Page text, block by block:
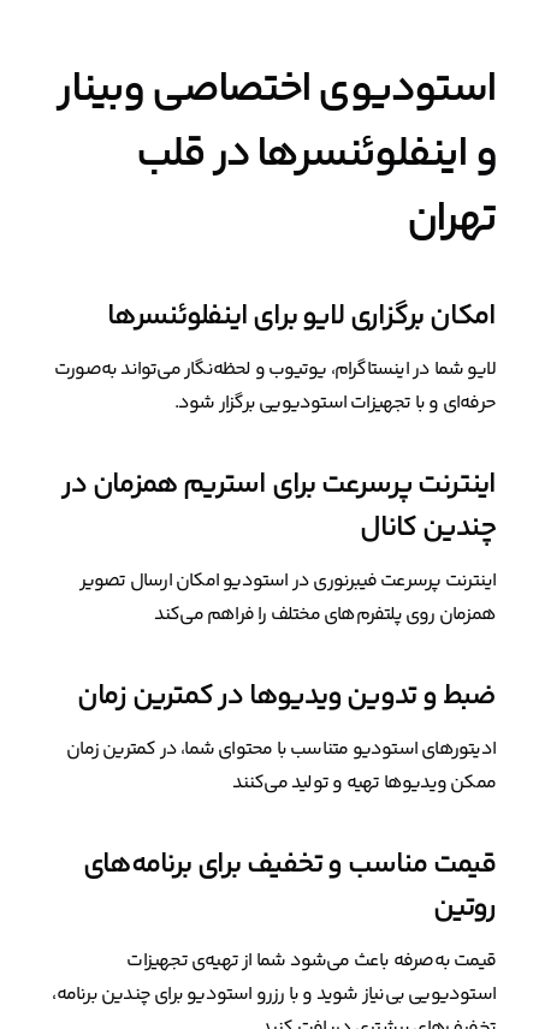
استودیوی اختصاصی وبینار
و اینفلوئنسرها در قلب
تهران
امکان برگزاری لایو برای اینفلوئنسرها
لایو شما در اینستاگرام، یوتیوب و لحظه‌نگار می‌تواند به‌صورت
حرفه‌ای و با تجهیزات استودیویی برگزار شود.
اینترنت پرسرعت برای استریم همزمان در
چندین کانال
اینترنت پرسرعت فیبرنوری در استودیو امکان ارسال تصویر
همزمان روی پلتفرم‌های مختلف را فراهم می‌کند
ضبط و تدوین ویدیوها در کمترین زمان
ادیتورهای استودیو متناسب با محتوای شما، در کمترین زمان
ممکن ویدیوها تهیه و تولید می‌کنند
قیمت مناسب و تخفیف برای برنامه‌های
روتین
قیمت به‌صرفه باعث می‌شود شما از تهیه‌ی تجهیزات
استودیویی بی‌نیاز شوید و با رزرو استودیو برای چندین برنامه،